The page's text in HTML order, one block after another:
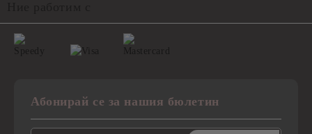
Абонирай се за нашия бюлетин